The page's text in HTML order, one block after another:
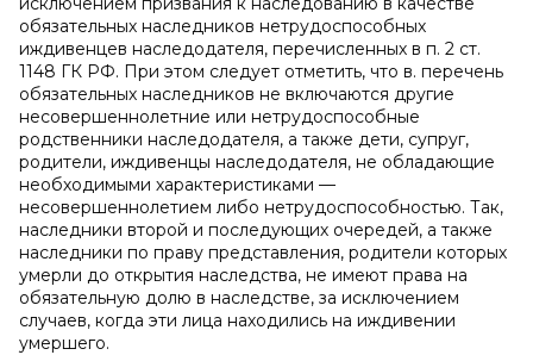
обязательных наследников нетрудоспособных
иждивенцев наследодателя, перечисленных в п. 2 ст.
1148 ГК РФ. При этом следует отметить, что в. перечень
обязательных наследников не включаются другие
несовершеннолетние или нетрудоспособные
родственники наследодателя, а также дети, супруг,
родители, иждивенцы наследодателя, не обладающие
необходимыми характеристиками —
несовершеннолетием либо нетрудоспособностью. Так,
наследники второй и последующих очередей, а также
наследники по праву представления, родители которых
умерли до открытия наследства, не имеют права на
обязательную долю в наследстве, за исключением
случаев, когда эти лица находились на иждивении
умершего.